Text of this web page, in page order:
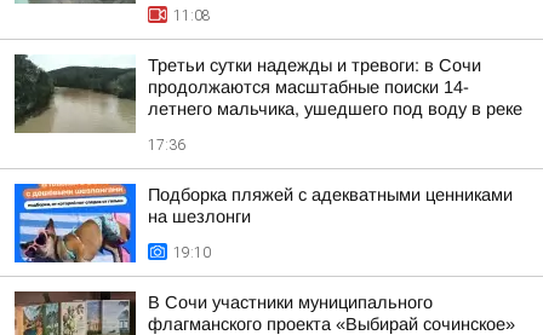
11:08
Третьи сутки надежды и тревоги: в Сочи
продолжаются масштабные поиски 14-
летнего мальчика, ушедшего под воду в реке
17:36
Подборка пляжей с адекватными ценниками
на шезлонги
19:10
В Сочи участники муниципального
флагманского проекта «Выбирай сочинское»